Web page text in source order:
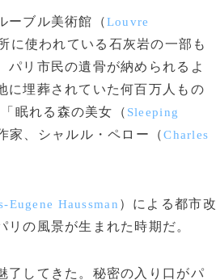
ーブル美術館（Louvre
に使われている石灰岩の一部も
パリ市民の遺骨が納められるよ
に埋葬されていた何百万人もの
眠れる森の美女（ Sleeping
家、シャルル・ペロー（Charles
Eugene Haussman ）による都市改
の風景が生まれた時期だ。
してきた。秘密の入り口がパ